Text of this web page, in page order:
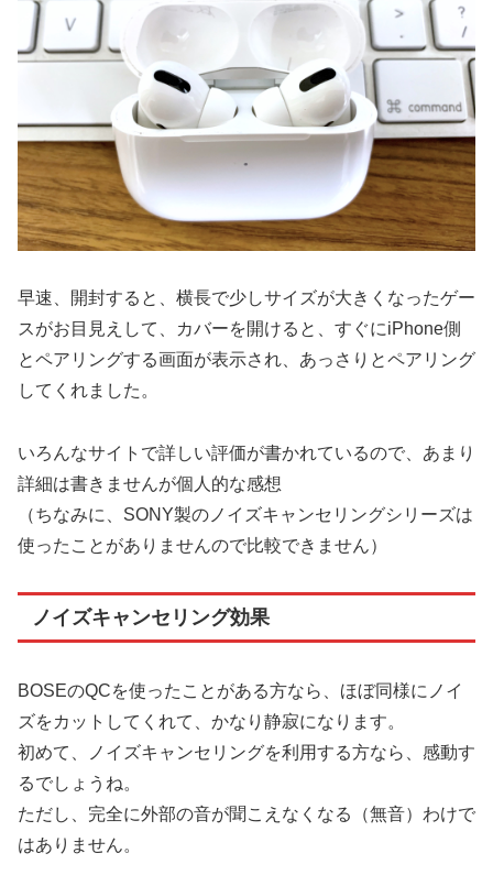
早速、開封すると、横長で少しサイズが大きくなったゲー
スがお目見えして、カバーを開けると、すぐにiPhone側
とペアリングする画面が表示され、あっさりとペアリング
してくれました。
いろんなサイトで詳しい評価が書かれているので、あまり
詳細は書きませんが個人的な感想
（ちなみに、SONY製のノイズキャンセリングシリーズは
使ったことがありませんので比較できません）
ノイズキャンセリング効果
BOSEのQCを使ったことがある方なら、ほぼ同様にノイ
ズをカットしてくれて、かなり静寂になります。
初めて、ノイズキャンセリングを利用する方なら、感動す
るでしょうね。
ただし、完全に外部の音が聞こえなくなる（無音）わけで
はありません。